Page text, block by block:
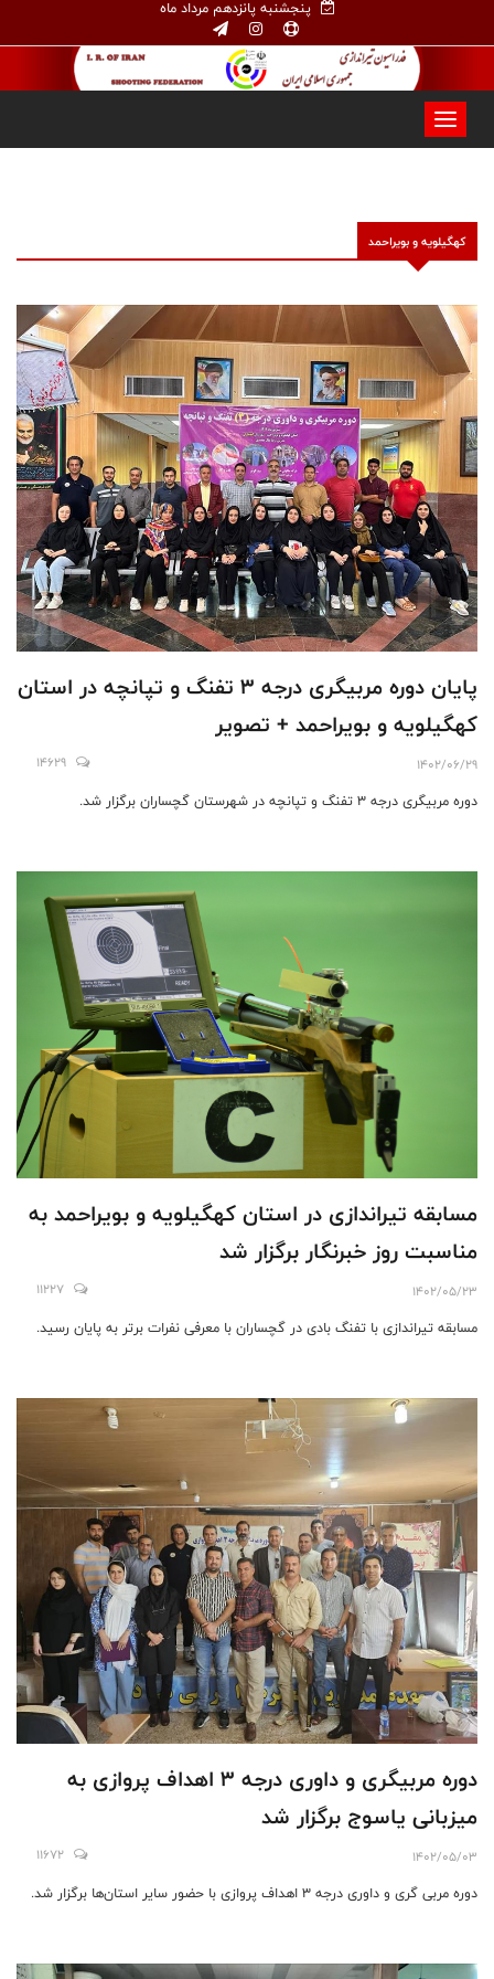
پنجشنبه پانزدهم مرداد ماه
كهگيلويه و بويراحمد
پایان دوره مربیگری درجه 3 تفنگ و تپانچه در استان
کهگیلویه و بویراحمد + تصویر
1402/06/29
14629
دوره مربیگری درجه 3 تفنگ و تپانچه در شهرستان گچساران برگزار شد.
مسابقه تیراندازی در استان کهگیلویه و بویراحمد به
مناسبت روز خبرنگار برگزار شد
1402/05/23
11227
مسابقه تیراندازی با تفنگ بادی در گچساران با معرفی نفرات برتر به پایان رسید.
دوره مربیگری و داوری درجه ۳ اهداف پروازی به
میزبانی یاسوج برگزار شد
1402/05/03
11672
دوره مربی گری و داوری درجه 3 اهداف پروازی با حضور سایر استان‌ها برگزار شد.